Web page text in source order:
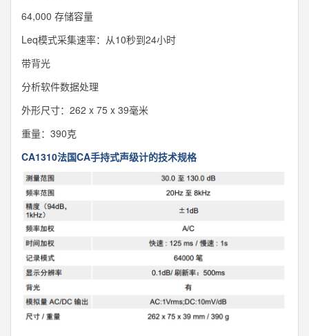
64,000 存储容量
Leq模式采集速率：从10秒到24小时
带背光
分析软件数据处理
外形尺寸：262 x 75 x 39毫米
重量：390克
CA1310法国CA手持式声级计的技术规格